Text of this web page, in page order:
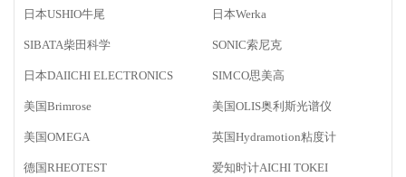
日本USHIO牛尾 日本Werka
SIBATA柴田科学 SONIC索尼克
日本DAIICHI ELECTRONICS SIMCO思美高
美国Brimrose 美国OLIS奥利斯光谱仪
美国OMEGA 英国Hydramotion粘度计
德国RHEOTEST 爱知时计AICHI TOKEI